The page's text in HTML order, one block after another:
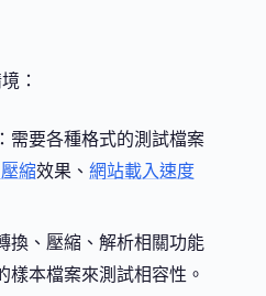
：
：需要各種格式的測試檔案
縮效果、 網站載入速度
換、壓縮、解析相關功能
樣本檔案來測試相容性。